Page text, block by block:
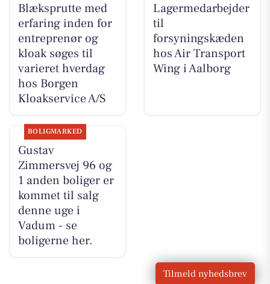
Blæksprutte med
erfaring inden for
entreprenør og
kloak søges til
varieret hverdag
hos Borgen
Kloakservice A/S
Lagermedarbejder
til
forsyningskæden
hos Air Transport
Wing i Aalborg
BOLIGMARKED
Gustav
Zimmersvej 96 og
1 anden boliger er
kommet til salg
denne uge i
Vadum - se
boligerne her.
Tilmeld nyhedsbrev